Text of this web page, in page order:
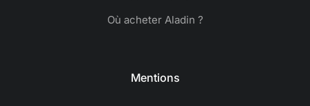
Où acheter Aladin ?
Mentions